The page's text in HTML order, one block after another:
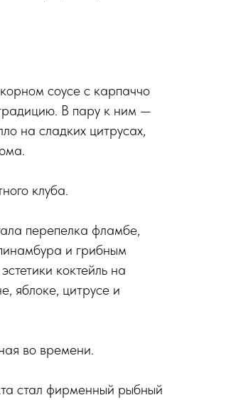
соусе с карпаччо
В пару к ним —
на сладких цитрусах,
клуба.
перепелка фламбе,
и грибным
коктейль на
яблоке, цитрусе и
во времени.
стал фирменный рыбный